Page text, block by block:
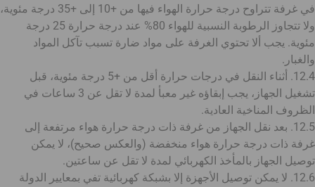
في غرفة تتراوح درجة حرارة الهواء فيها من +10 إلى +35 درجة مئوية،
ولا تتجاوز الرطوبة النسبية للهواء 80% عند درجة حرارة 25 درجة
مئوية. يجب ألا تحتوي الغرفة على مواد ضارة تسبب تآكل المواد
والغبار.
12.4. أثناء النقل في درجات حرارة أقل من +5 درجة مئوية، قبل
تشغيل الجهاز، يجب إبقاؤه غير معبأ لمدة لا تقل عن 3 ساعات في
الظروف المناخية العادية.
12.5. بعد نقل الجهاز من غرفة ذات درجة حرارة هواء مرتفعة إلى
غرفة ذات درجة حرارة هواء منخفضة (والعكس صحيح)، لا يمكن
توصيل الجهاز بالمأخذ الكهربائي لمدة لا تقل عن ساعتين.
12.6. لا يمكن توصيل الأجهزة إلا بشبكة كهربائية تفي بمعايير الدولة